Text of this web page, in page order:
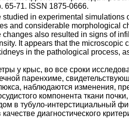
65-71. ISSN 1875-0666.
in experimental simulations
and considerable morphological
also resulted in signs of
It appears that the microscopic
in the pathological process,
у крыс, во все сроки
паренхиме,
наблюдаются изменения,
компонента ткани
в тубуло-интерстициальный
диагностического